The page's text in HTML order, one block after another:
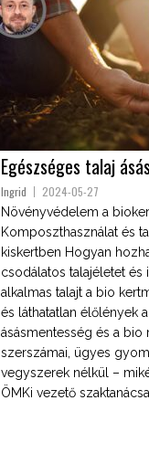
Egészséges talaj
Ingrid 2024-05-27
Növényvédelem a
Komposzthasználat és
kiskertben Hogyan
csodálatos talajéletet és
alkalmas talajt a bio
és láthatatlan élőlények
ásásmentesség és a bio
szerszámai, ügyes
vegyszerek nélkül –
ÖMKi vezető